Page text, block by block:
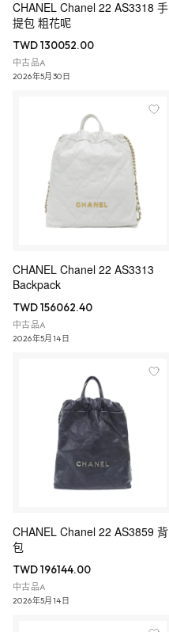
CHANEL Chanel 22 AS3318 手
提包 粗花呢
TWD 130052.00
中古品A
2026年5月30日
CHANEL Chanel 22 AS3313
Backpack
TWD 156062.40
中古品A
2026年5月14日
CHANEL Chanel 22 AS3859 背
包
TWD 196144.00
中古品A
2026年5月14日